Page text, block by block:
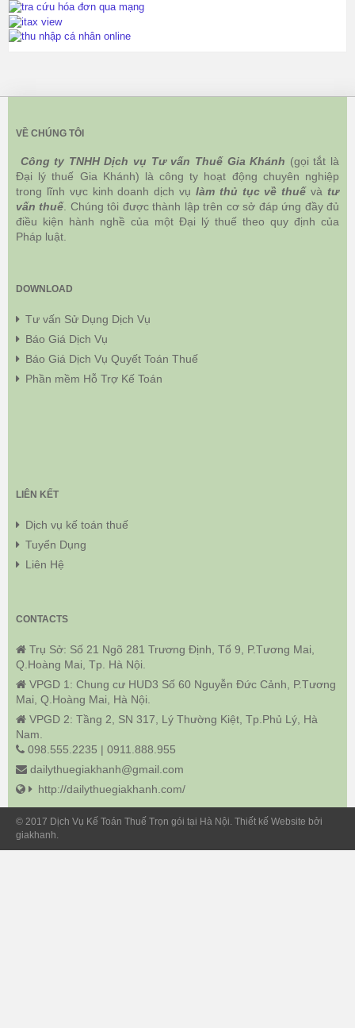
VỀ CHÚNG TÔI
Công ty TNHH Dịch vụ Tư vấn Thuế Gia Khánh (gọi tắt là
Đại lý thuế Gia Khánh) là công ty hoạt động chuyên nghiệp
trong lĩnh vực kinh doanh dịch vụ làm thủ tục về thuếvàtư
vấn thuế. Chúng tôi được thành lập trên cơ sở đáp ứng đầy đủ
điều kiện hành nghề của một Đại lý thuế theo quy định của
Pháp luật.
DOWNLOAD
Tư vấn Sử Dụng Dịch Vụ
Báo Giá Dịch Vụ
Báo Giá Dịch Vụ Quyết Toán Thuế
Phần mềm Hỗ Trợ Kế Toán
LIÊN KẾT
Dịch vụ kế toán thuế
Tuyển Dụng
Liên Hệ
CONTACTS
Trụ Sở: Số 21 Ngõ 281 Trương Định, Tổ 9, P.Tương Mai,
Q.Hoàng Mai, Tp. Hà Nội.
VPGD 1: Chung cư HUD3 Số 60 Nguyễn Đức Cảnh, P.Tương
Mai, Q.Hoàng Mai, Hà Nội.
VPGD 2: Tầng 2, SN 317, Lý Thường Kiệt, Tp.Phủ Lý, Hà
Nam.
098.555.2235 | 0911.888.955
dailythuegiakhanh@gmail.com
http://dailythuegiakhanh.com/
© 2017 Dịch Vụ Kế Toán Thuế Trọn gói tại Hà Nội. Thiết kế Website bởi
giakhanh.